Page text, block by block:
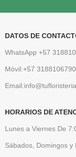
DATOS DE
WhatsApp +57
Móvil:+57 3188106790
HORARIOS DE
Lunes a Viernes De
Sábados, Domingos